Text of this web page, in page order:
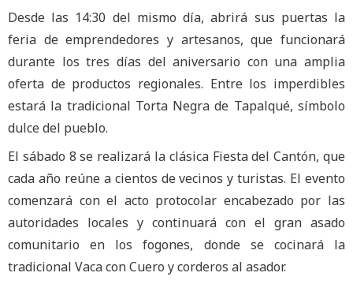
Desde las 14:30 del mismo día, abrirá sus puertas la
feria de emprendedores y artesanos, que funcionará
durante los tres días del aniversario con una amplia
oferta de productos regionales. Entre los imperdibles
estará la tradicional Torta Negra de Tapalqué, símbolo
dulce del pueblo.
El sábado 8 se realizará la clásica Fiesta del Cantón, que
cada año reúne a cientos de vecinos y turistas. El evento
comenzará con el acto protocolar encabezado por las
autoridades locales y continuará con el gran asado
comunitario en los fogones, donde se cocinará la
tradicional Vaca con Cuero y corderos al asador.